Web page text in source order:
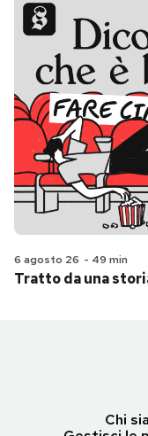
6 agosto 26 - 49 min
Tratto da una
Chi